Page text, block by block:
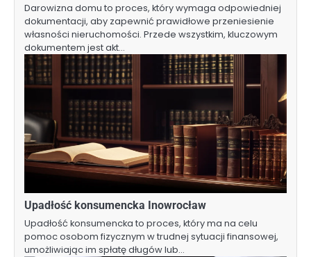
Darowizna domu to proces, który wymaga odpowiedniej
dokumentacji, aby zapewnić prawidłowe przeniesienie
własności nieruchomości. Przede wszystkim, kluczowym
dokumentem jest akt…
Upadłość konsumencka Inowrocław
Upadłość konsumencka to proces, który ma na celu
pomoc osobom fizycznym w trudnej sytuacji finansowej,
umożliwiając im spłatę długów lub…